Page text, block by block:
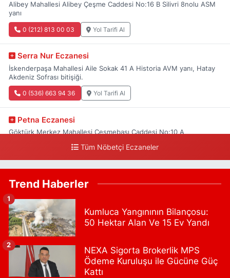
Alibey Mahallesi Alibey Çeşme Caddesi No:16 B Silivri 8nolu ASM
yanı
0 (212) 813 00 03 Yol Tarifi Al
Serra Nur Eczanesi
İskenderpaşa Mahallesi Aile Sokak 41 A Historia AVM yanı, Hatay
Akdeniz Sofrası bitişiği.
0 (536) 663 94 36 Yol Tarifi Al
Petna Eczanesi
Göktürk Merkez Mahallesi Çeşmebaşı Caddesi No:10 A
0 (212) 360 18 23 Yol Tarifi Al
Karlıktepe Mahallesi Soğanlık Caddesi No:34 A
0 (216) 504 24 53
Bulvar Eczanesi
Ahmet Yesevi Mahallesi Abbas Medeni Sokak 17 A Çiftlik
köprüsünü geçtikten sonra Harman Mobilya arkası, Tulumba
mevki, ECZANELER BÖLGESİ (GÜNEŞ, BULVAR, ÇİĞDEM, DEVA
ECZANELERİ) eski gazi sağlık o
Tüm Nöbetçi Eczaneler
Trend Haberler
Kumluca Yangınının Bilançosu:
50 Hektar Alan Ve 15 Ev Yandı
1
NEXA Sigorta Brokerlik MPS
Ödeme Kuruluşu ile Gücüne Güç
Kattı
2